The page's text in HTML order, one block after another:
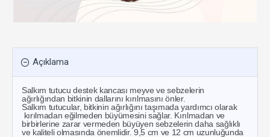
Açıklama
Salkım tutucu destek kancası meyve ve sebzelerin
ağırlığından bitkinin dallarını kırılmasını önler.
Salkım tutucular, bitkinin ağırlığını taşımada yardımcı olarak
kırılmadan eğilmeden büyümesini sağlar. Kırılmadan ve
birbirlerine zarar vermeden büyüyen sebzelerin daha sağlıklı
ve kaliteli olmasında önemlidir. 9,5 cm ve 12 cm uzunluğunda